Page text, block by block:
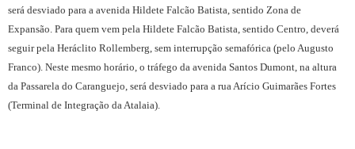
será desviado para a avenida Hildete Falcão Batista, sentido Zona de
Expansão. Para quem vem pela Hildete Falcão Batista, sentido Centro, deverá
seguir pela Heráclito Rollemberg, sem interrupção semafórica (pelo Augusto
Franco). Neste mesmo horário, o tráfego da avenida Santos Dumont, na altura
da Passarela do Caranguejo, será desviado para a rua Arício Guimarães Fortes
(Terminal de Integração da Atalaia).